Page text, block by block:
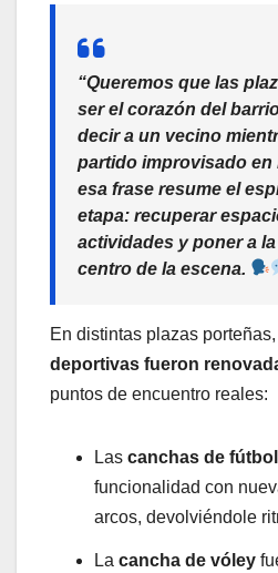
“Queremos que las
ser el corazón del
decir a un vecino
partido improvisado en
esa frase resume el
etapa: recuperar
actividades y poner a
centro de la escena.
En distintas plazas
deportivas fueron
puntos de encuentro reales:
Las canchas de fútbol
funcionalidad con
arcos, devolviéndole
La cancha de vóley